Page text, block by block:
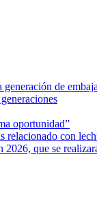
de
oportunidad”
relacionado con
2026, que se